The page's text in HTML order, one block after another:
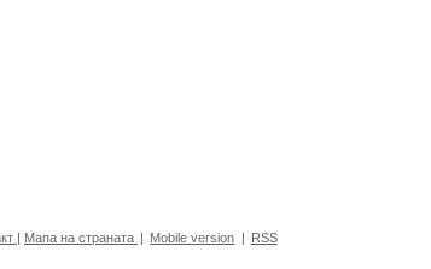
| Мапа на страната | Mobile version | RSS